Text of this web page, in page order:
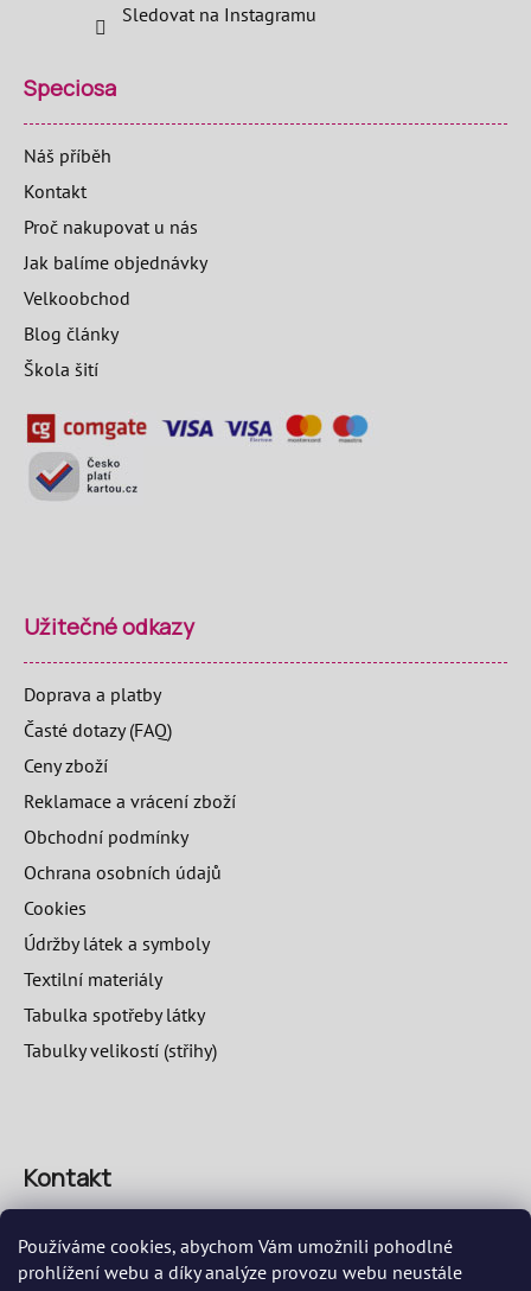
Používáme cookies, abychom Vám umožnili pohodlné
prohlížení webu a díky analýze provozu webu neustále
Sledovat na Instagramu
Speciosa
Náš příběh
Kontakt
Proč nakupovat u nás
Jak balíme objednávky
Velkoobchod
Blog články
Škola šití
Užitečné odkazy
Doprava a platby
Časté dotazy (FAQ)
Ceny zboží
Reklamace a vrácení zboží
Obchodní podmínky
Ochrana osobních údajů
Cookies
Údržby látek a symboly
Textilní materiály
Tabulka spotřeby látky
Tabulky velikostí (střihy)
Kontakt
info@speciosa.eu